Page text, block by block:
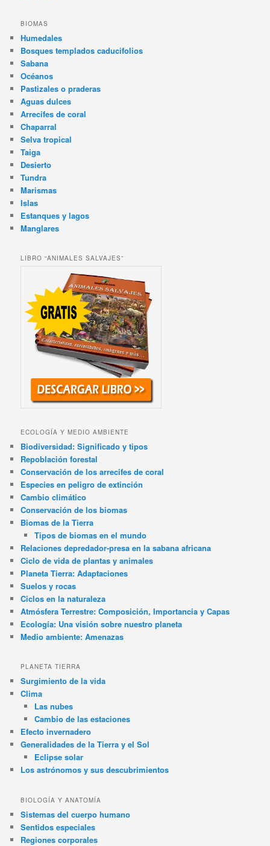
BIOMAS
Humedales
Bosques templados caducifolios
Sabana
Océanos
Pastizales o praderas
Aguas dulces
Arrecifes de coral
Chaparral
Selva tropical
Taiga
Desierto
Tundra
Marismas
Islas
Estanques y lagos
Manglares
LIBRO “ANIMALES SALVAJES”
ECOLOGÍA Y MEDIO AMBIENTE
Biodiversidad: Significado y tipos
Repoblación forestal
Conservación de los arrecifes de coral
Especies en peligro de extinción
Cambio climático
Conservación de los biomas
Biomas de la Tierra
Tipos de biomas en el mundo
Relaciones depredador-presa en la sabana africana
Ciclo de vida de plantas y animales
Planeta Tierra: Adaptaciones
Suelos y rocas
Ciclos en la naturaleza
Atmósfera Terrestre: Composición, Importancia y Capas
Ecología: Una visión sobre nuestro planeta
Medio ambiente: Amenazas
PLANETA TIERRA
Surgimiento de la vida
Clima
Las nubes
Cambio de las estaciones
Efecto invernadero
Generalidades de la Tierra y el Sol
Eclipse solar
Los astrónomos y sus descubrimientos
BIOLOGÍA Y ANATOMÍA
Sistemas del cuerpo humano
Sentidos especiales
Regiones corporales